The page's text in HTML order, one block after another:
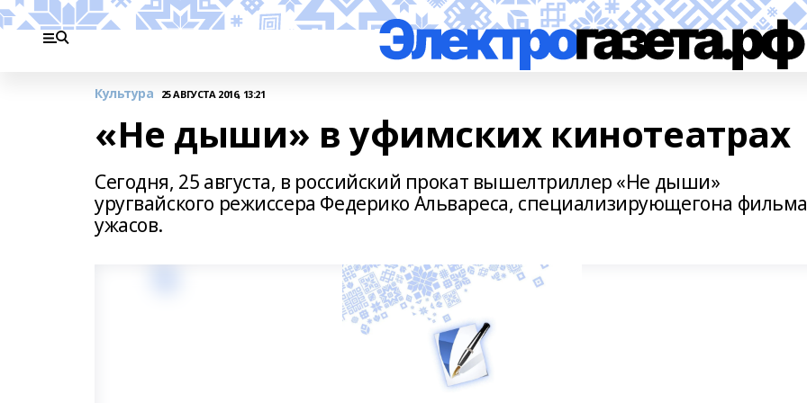
Культура 25 АВГУСТА 2016, 13:21
«Не дыши» в уфимских кинотеатрах
Сегодня, 25 августа, в российский прокат вышелтриллер «Не дыши»
уругвайского режиссера Федерико Альвареса, специализирующегона
ужасов.